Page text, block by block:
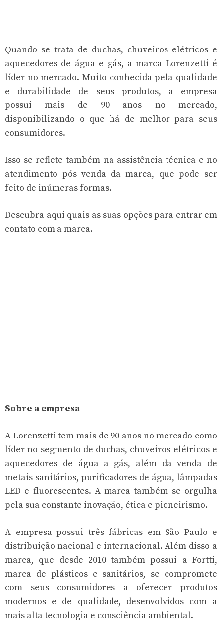
Quando se trata de duchas, chuveiros elétricos e
aquecedores de água e gás, a marca Lorenzetti é
líder no mercado. Muito conhecida pela qualidade
e durabilidade de seus produtos, a empresa
possui mais de 90 anos no mercado,
disponibilizando o que há de melhor para seus
consumidores.
Isso se reflete também na assistência técnica e no
atendimento pós venda da marca, que pode ser
feito de inúmeras formas.
Descubra aqui quais as suas opções para entrar em
contato com a marca.
Sobre a empresa
A Lorenzetti tem mais de 90 anos no mercado como
líder no segmento de duchas, chuveiros elétricos e
aquecedores de água a gás, além da venda de
metais sanitários, purificadores de água, lâmpadas
LED e fluorescentes. A marca também se orgulha
pela sua constante inovação, ética e pioneirismo.
A empresa possui três fábricas em São Paulo e
distribuição nacional e internacional. Além disso a
marca, que desde 2010 também possui a Fortti,
marca de plásticos e sanitários, se compromete
com seus consumidores a oferecer produtos
modernos e de qualidade, desenvolvidos com a
mais alta tecnologia e consciência ambiental.